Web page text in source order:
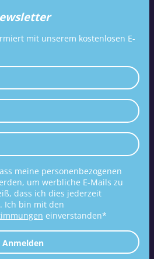
mit unserem kostenlosen E-
meine personenbezogenen
um werbliche E-Mails zu
dass ich dies jederzeit
Ich bin mit den
einverstanden*
Anmelden